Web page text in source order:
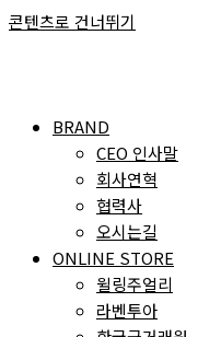
콘텐츠로 건너뛰기
BRAND
CEO 인사말
회사연혁
협력사
오시는길
ONLINE STORE
윌링주얼리
라벤투아